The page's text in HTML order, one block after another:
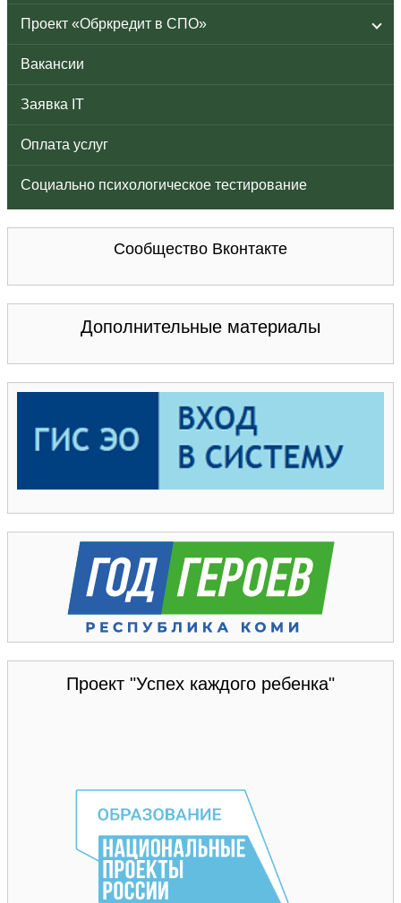
Проект «Обркредит в СПО»
Вакансии
Заявка IT
Оплата услуг
Социально психологическое тестирование
Сообщество Вконтакте
Дополнительные материалы
Проект "Успех каждого ребенка"